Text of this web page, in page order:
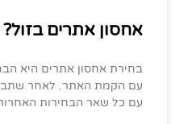
אחסון אתרים
בחירת אחסון אתרים היא
עם הקמת האתר. לאחר
עם כל שאר הבחירות